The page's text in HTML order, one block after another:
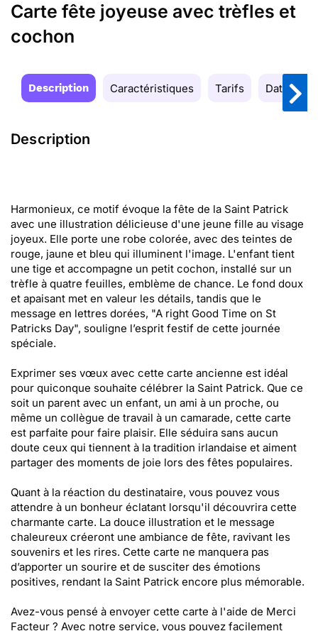
Carte fête joyeuse avec trèfles et
cochon
Description Caractéristiques Tarifs Date de
Description
Harmonieux, ce motif évoque la fête de la Saint Patrick
avec une illustration délicieuse d'une jeune fille au visage
joyeux. Elle porte une robe colorée, avec des teintes de
rouge, jaune et bleu qui illuminent l'image. L'enfant tient
une tige et accompagne un petit cochon, installé sur un
trèfle à quatre feuilles, emblème de chance. Le fond doux
et apaisant met en valeur les détails, tandis que le
message en lettres dorées, "A right Good Time on St
Patricks Day", souligne l’esprit festif de cette journée
spéciale.
Exprimer ses vœux avec cette carte ancienne est idéal
pour quiconque souhaite célébrer la Saint Patrick. Que ce
soit un parent avec un enfant, un ami à un proche, ou
même un collègue de travail à un camarade, cette carte
est parfaite pour faire plaisir. Elle séduira sans aucun
doute ceux qui tiennent à la tradition irlandaise et aiment
partager des moments de joie lors des fêtes populaires.
Quant à la réaction du destinataire, vous pouvez vous
attendre à un bonheur éclatant lorsqu'il découvrira cette
charmante carte. La douce illustration et le message
chaleureux créeront une ambiance de fête, ravivant les
souvenirs et les rires. Cette carte ne manquera pas
d’apporter un sourire et de susciter des émotions
positives, rendant la Saint Patrick encore plus mémorable.
Avez-vous pensé à envoyer cette carte à l'aide de Merci
Facteur ? Avec notre service, vous pouvez facilement